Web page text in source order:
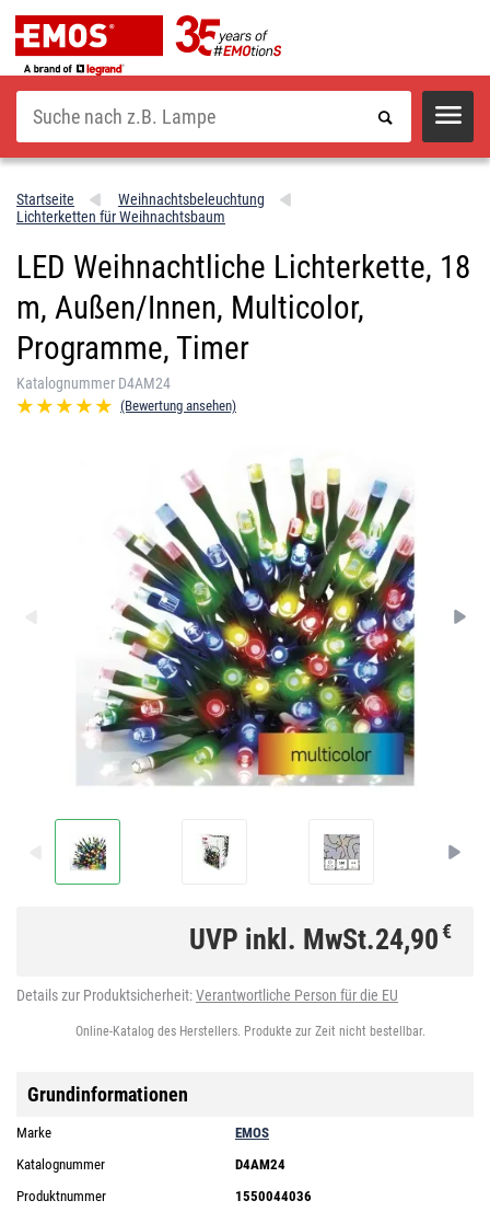
Suche
Startseite
Weihnachtsbeleuchtung
Lichterketten für Weihnachtsbaum
LED Weihnachtliche Lichterkette, 18
m, Außen/Innen, Multicolor,
Programme, Timer
Katalognummer D4AM24
(Bewertung ansehen)
UVP inkl. MwSt.24,90€
Details zur Produktsicherheit:Verantwortliche Person für die EU
Online-Katalog des Herstellers. Produkte zur Zeit nicht bestellbar.
Grundinformationen
Marke
EMOS
Katalognummer
D4AM24
Produktnummer
1550044036